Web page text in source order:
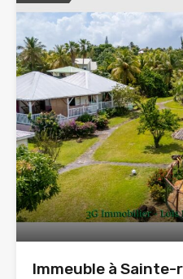
Immeuble à Sainte-